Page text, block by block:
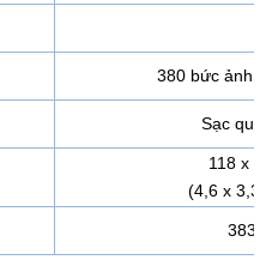
380 bức ảnh
Sạc
118 x
(4,6 x 3,3
383